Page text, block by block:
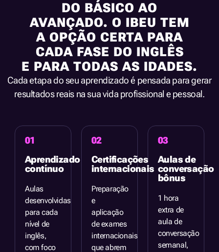
DO BÁSICO AO
AVANÇADO. O IBEU TEM
A OPÇÃO CERTA PARA
CADA FASE DO INGLÊS
E PARA TODAS AS IDADES.
Cada etapa do seu aprendizado é pensada para gerar
resultados reais na sua vida profissional e pessoal.
01
Aprendizado
contínuo
Aulas
desenvolvidas
para cada
nível de
inglês,
com foco
02
Certificações
internacionais
Preparação
e
aplicação
de exames
internacionais
que abrem
03
Aulas de
conversação
bônus
1 hora
extra de
aula de
conversação
semanal,